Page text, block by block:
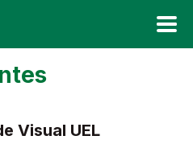
Visual UEL